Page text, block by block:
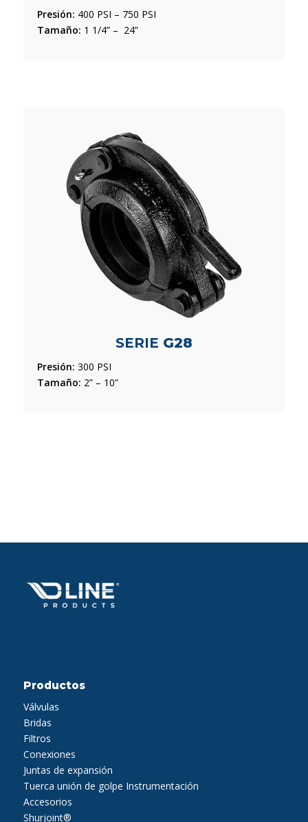
Presión: 400 PSI – 750 PSI
Tamaño: 1 1/4” – 24”
SERIE G28
Presión: 300 PSI
Tamaño: 2” – 10”
Productos
Válvulas
Bridas
Filtros
Conexiones
Juntas de expansión
Tuerca unión de golpe Instrumentación
Accesorios
Shurjoint®